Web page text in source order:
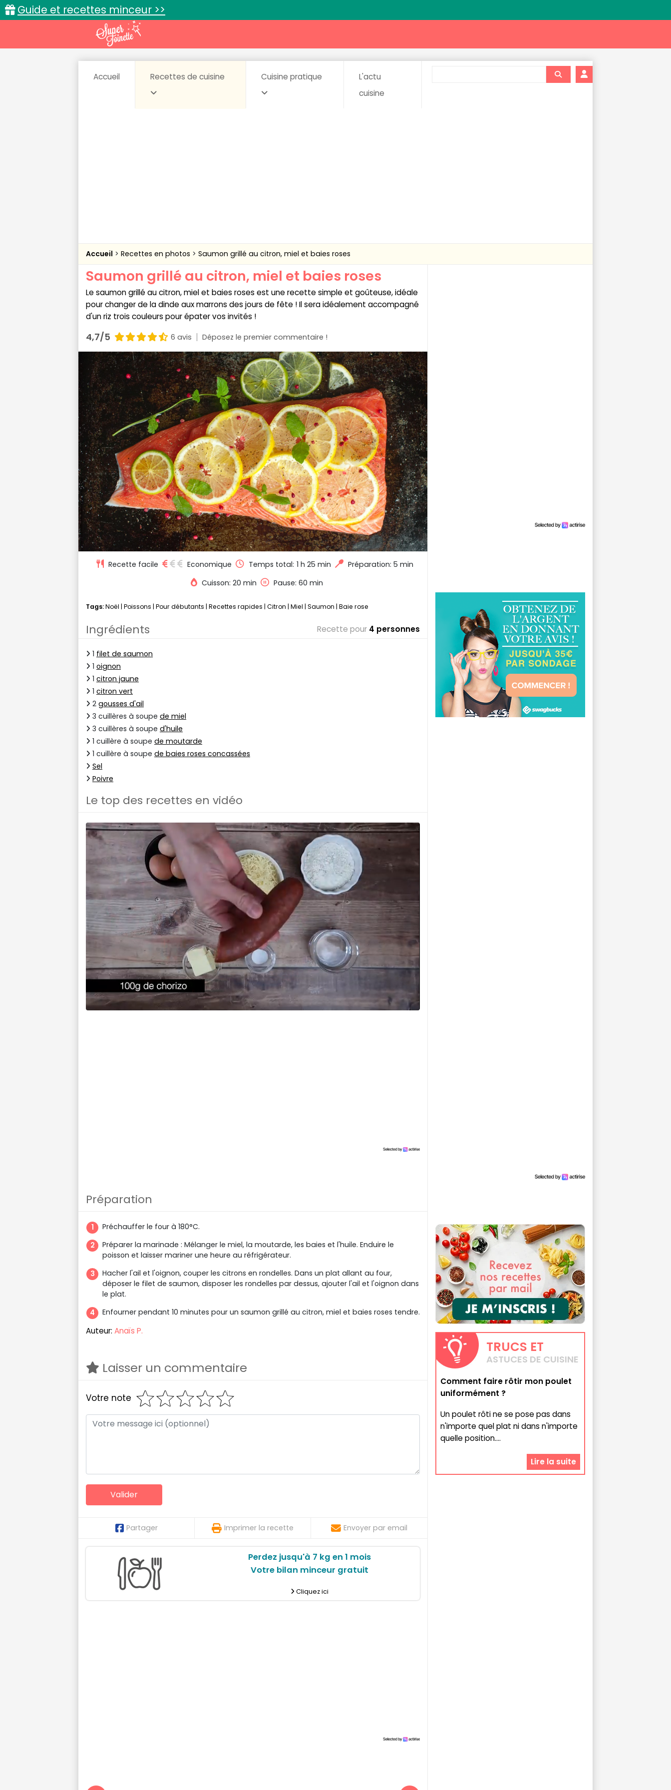
Guide et recettes minceur >>
Accueil Recettes de cuisine Cuisine pratique
L'actu
cuisine
Accueil Recettes en photos Saumon grillé au citron, miel et baies roses
Saumon grillé au citron, miel et baies roses
Le saumon grillé au citron, miel et baies roses est une recette simple et goûteuse, idéale
pour changer de la dinde aux marrons des jours de fête ! Il sera idéalement accompagné
d'un riz trois couleurs pour épater vos invités !
4,7/5 6 avis Déposez le premier commentaire !
Recette facile Economique Temps total: 1 h 25 min
Préparation: 5 min
Cuisson: 20 min
Pause: 60 min
Tags:Noël | Poissons | Pour débutants | Recettes rapides | Citron | Miel | Saumon | Baie rose
Ingrédients Recette pour 4 personnes
1 filet de saumon
1 oignon
1 citron jaune
1 citron vert
2 gousses d'ail
3 cuillères à soupe de miel
3 cuillères à soupe d'huile
1 cuillère à soupe de moutarde
1 cuillère à soupe de baies roses concassées
Sel
Poivre
Le top des recettes en vidéo
Préparation
Préchauffer le four à 180°C.
Préparer la marinade : Mélanger le miel, la moutarde, les baies et l'huile. Enduire le
poisson et laisser mariner une heure au réfrigérateur.
Hacher l'ail et l'oignon, couper les citrons en rondelles. Dans un plat allant au four,
déposer le filet de saumon, disposer les rondelles par dessus, ajouter l'ail et l'oignon dans
le plat.
Enfourner pendant 10 minutes pour un saumon grillé au citron, miel et baies roses tendre.
Auteur: Anaïs P.
Laisser un commentaire
Votre note
Partager Imprimer la recette Envoyer par email
Perdez jusqu'à 7 kg en 1 mois
Votre bilan minceur gratuit
Cliquez ici
TRUCS ET
ASTUCES DE CUISINE
Comment faire rôtir mon poulet
uniformément ?
Un poulet rôti ne se pose pas dans
n'importe quel plat ni dans n'importe
quelle position....
Lire la suite